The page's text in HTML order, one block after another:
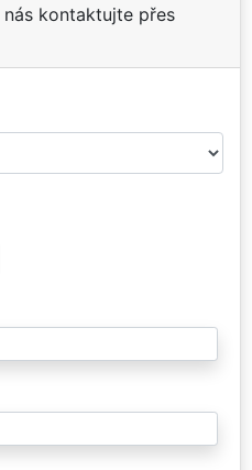
kontaktujte přes